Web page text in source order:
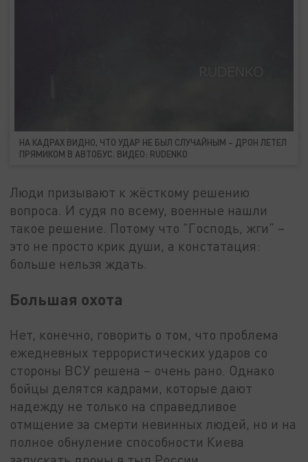
НА КАДРАХ ВИДНО, ЧТО УДАР НЕ БЫЛ СЛУЧАЙНЫМ – ДРОН ЛЕТЕЛ
ПРЯМИКОМ В АВТОБУС. ВИДЕО: RUDENKO
Люди призывают к жёсткому решению
вопроса. И судя по всему, военные нашли
такое решение. Потому что "Господь, жги" –
это не просто крик души, а констатация:
больше нельзя ждать.
Большая охота
Нет, конечно, говорить о том, что проблема
ежедневных террористических ударов со
стороны ВСУ решена – очень рано. Однако
бойцы делятся кадрами, которые дают
надежду не только на справедливое
отмщение за смерти невинных людей, но и на
полное обнуление способности Киева